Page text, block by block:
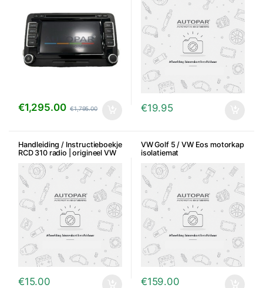
€1,295.00 €1,795.00 €19.95
Handleiding / Instructieboekje
RCD 310 radio | origineel VW
€15.00
VW Golf 5 / VW Eos motorkap
isolatiemat
€159.00